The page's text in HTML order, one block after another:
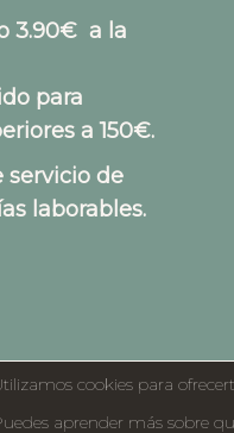
3.90€ a la
para
a 150€.
servicio de
laborables.
cookies para
aprender más sobre